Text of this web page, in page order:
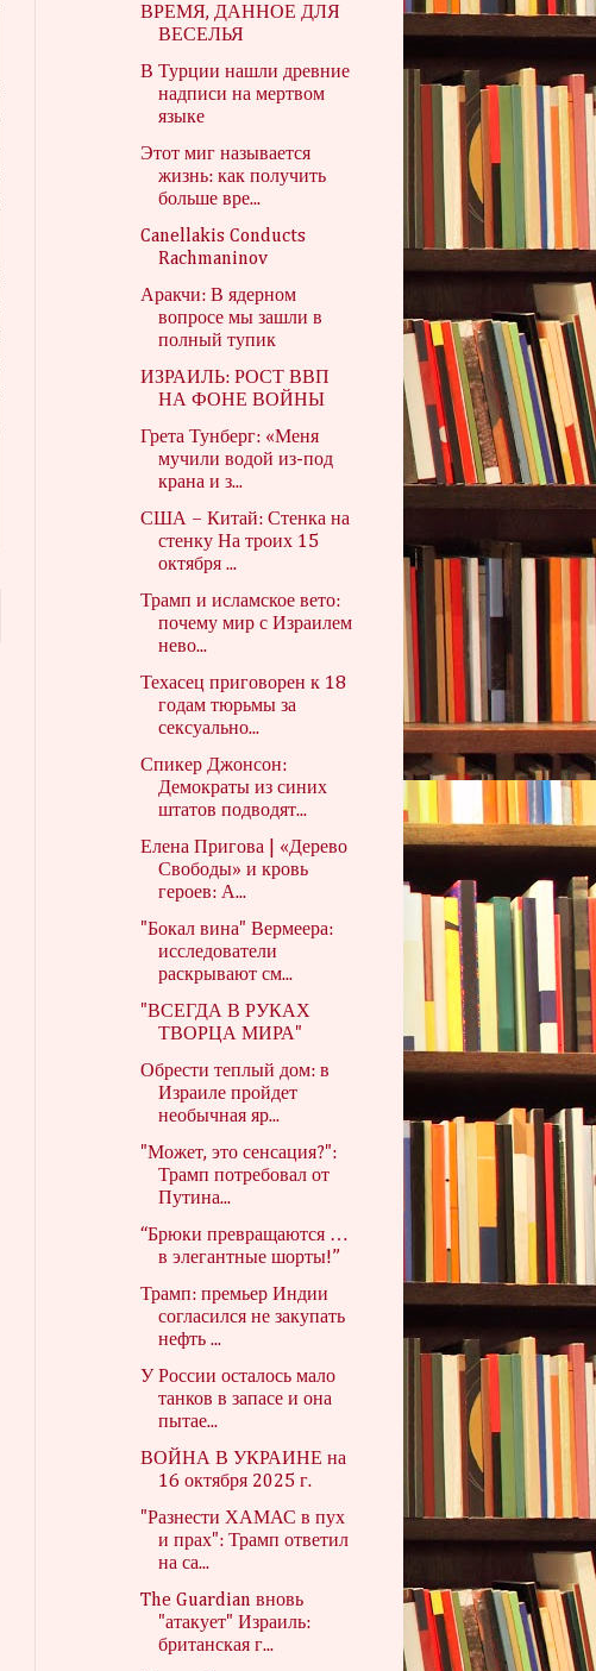
ВРЕМЯ, ДАННОЕ ДЛЯ
ВЕСЕЛЬЯ
В Турции нашли древние
надписи на мертвом
языке
Этот миг называется
жизнь: как получить
больше вре...
Canellakis Conducts
Rachmaninov
Аракчи: В ядерном
вопросе мы зашли в
полный тупик
ИЗРАИЛЬ: РОСТ ВВП
НА ФОНЕ ВОЙНЫ
Грета Тунберг: «Меня
мучили водой из-под
крана и з...
США – Китай: Стенка на
стенку На троих 15
октября ...
Трамп и исламское вето:
почему мир с Израилем
нево...
Техасец приговорен к 18
годам тюрьмы за
сексуально...
Спикер Джонсон:
Демократы из синих
штатов подводят...
Елена Пригова | «Дерево
Свободы» и кровь
героев: А...
"Бокал вина" Вермеера:
исследователи
раскрывают см...
"ВСЕГДА В РУКАХ
ТВОРЦА МИРА"
Обрести теплый дом: в
Израиле пройдет
необычная яр...
"Может, это сенсация?":
Трамп потребовал от
Путина...
“Брюки превращаются …
в элегантные шорты!”
Трамп: премьер Индии
согласился не закупать
нефть ...
У России осталось мало
танков в запасе и она
пытае...
ВОЙНА В УКРАИНЕ на
16 октября 2025 г.
"Разнести ХАМАС в пух
и прах": Трамп ответил
на са...
The Guardian вновь
"атакует" Израиль:
британская г...